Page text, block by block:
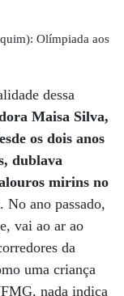
Olímpiada aos
dessa
Maisa Silva,
os dois anos
dublava
mirins no
. No ano passado,
vai ao ar ao
da
uma criança
nada indica